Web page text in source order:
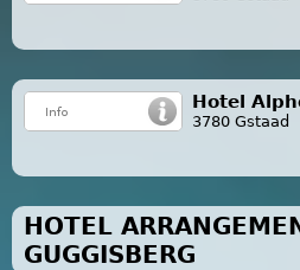
Hotel
3780 Gstaad
HOTEL
GUGGISBERG